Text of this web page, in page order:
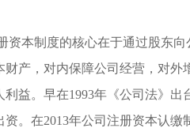
资本制度的核心在于通过股东
财产，对内保障公司经营，对外
利益。早在1993年《公司法》出
资。在2013年公司注册资本认缴